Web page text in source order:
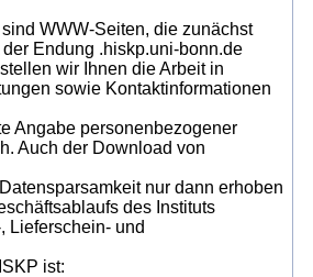
WWW-Seiten, die zunächst
Endung .hiskp.uni-bonn.de
wir Ihnen die Arbeit in
sowie Kontaktinformationen
Angabe personenbezogener
Auch der Download von
nur dann erhoben
des Instituts
Lieferschein- und
ist: